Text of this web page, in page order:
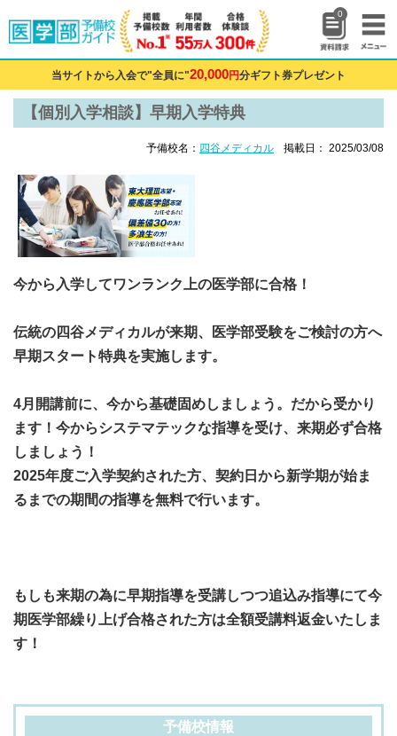
0
当サイトから入会で"全員に"20,000円分ギフト券プレゼント
【個別入学相談】早期入学特典
予備校名： 四谷メディカル 掲載日： 2025/03/08
今から入学してワンランク上の医学部に合格！
伝統の四谷メディカルが来期、医学部受験をご検討の方へ
早期スタート特典を実施します。
4月開講前に、今から基礎固めしましょう。だから受かり
ます！今からシステマテックな指導を受け、来期必ず合格
しましょう！
2025年度ご入学契約された方、契約日から新学期が始ま
るまでの期間の指導を無料で行います。
もしも来期の為に早期指導を受講しつつ追込み指導にて今
期医学部繰り上げ合格された方は全額受講料返金いたしま
す！
予備校情報